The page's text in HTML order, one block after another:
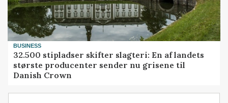
BUSINESS
32.500 stipladser skifter slagteri: En af landets
største producenter sender nu grisene til
Danish Crown